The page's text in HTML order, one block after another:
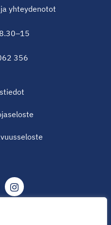
yhteydenotot
356